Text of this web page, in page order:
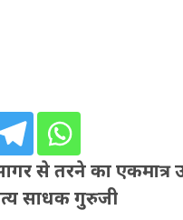
से तरने का एकमात्र
साधक गुरुजी